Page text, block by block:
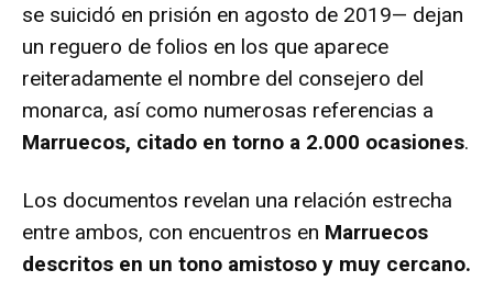
se suicidó en prisión en agosto de 2019— dejan
un reguero de folios en los que aparece
reiteradamente el nombre del consejero del
monarca, así como numerosas referencias a
Marruecos, citado en torno a 2.000 ocasiones.
Los documentos revelan una relación estrecha
entre ambos, con encuentros en Marruecos
descritos en un tono amistoso y muy cercano.